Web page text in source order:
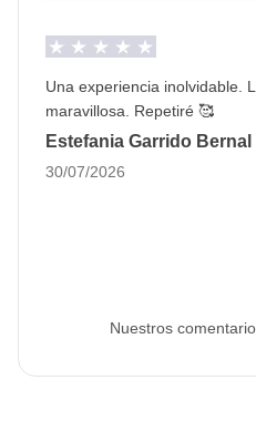
Una experiencia inolvidable.
maravillosa. Repetiré 🥰
Estefania Garrido Bernal
30/07/2026
Nuestros